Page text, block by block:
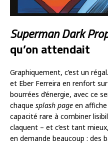
Superman Dark
qu’on attendait
Graphiquement, c’est un
et Eber Ferreira en renfort
bourrées d’énergie, avec ce
chaque splash page en
capacité rare à combiner
claquent – et c’est tant
en demande beaucoup : des